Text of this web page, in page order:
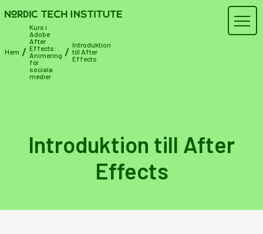
Hem /
Kurs i
Adobe
After
Effects:
Animering
för
sociala
medier
/ Introduktion
till After
Effects
Introduktion till After
Effects